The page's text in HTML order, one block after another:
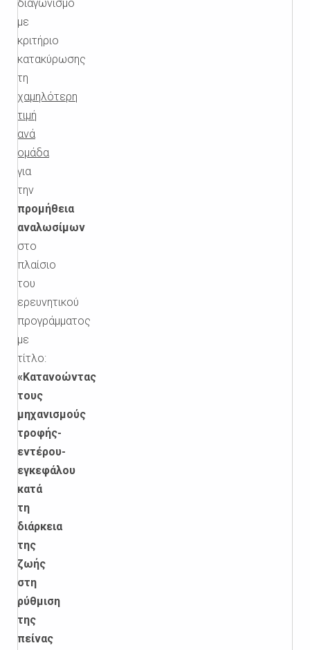
διαγωνισμό
με
κριτήριο
κατακύρωσης
τη
χαμηλότερη
τιμή
ανά
ομάδα
για
την
προμήθεια
αναλωσίμων
στο
πλαίσιο
του
ερευνητικού
προγράμματος
με
τίτλο:
«Κατανοώντας
τους
μηχανισμούς
τροφής-
εντέρου-
εγκεφάλου
κατά
τη
διάρκεια
της
ζωής
στη
ρύθμιση
της
πείνας